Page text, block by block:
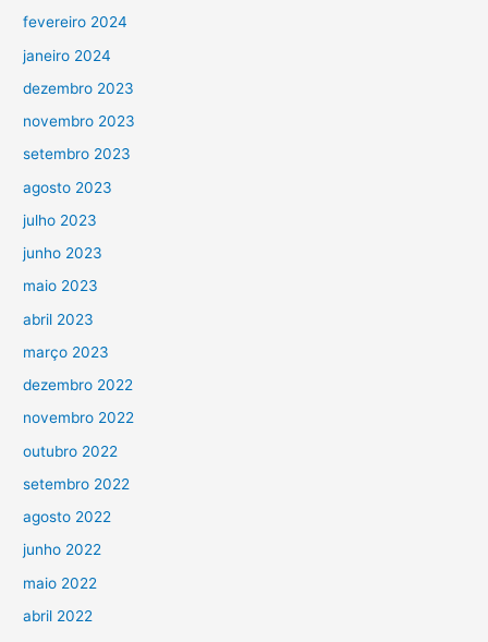
fevereiro 2024
janeiro 2024
dezembro 2023
novembro 2023
setembro 2023
agosto 2023
julho 2023
junho 2023
maio 2023
abril 2023
março 2023
dezembro 2022
novembro 2022
outubro 2022
setembro 2022
agosto 2022
junho 2022
maio 2022
abril 2022